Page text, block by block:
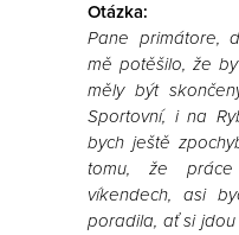
Otázka:
Pane primátore,
mě potěšilo, že
měly být
Sportovní, i na
bych ještě
tomu, že
víkendech, asi
poradila, ať si